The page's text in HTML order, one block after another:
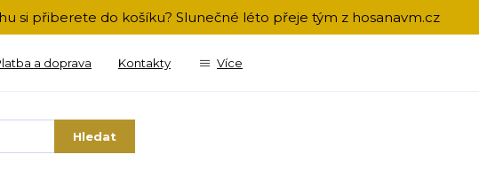
si přiberete do košíku? Slunečné léto přeje tým z hosanavm.cz
a doprava Kontakty Více
Hledat